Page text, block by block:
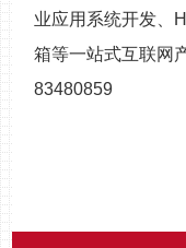
业应用系统开发、
箱等一站式互联网
83480859